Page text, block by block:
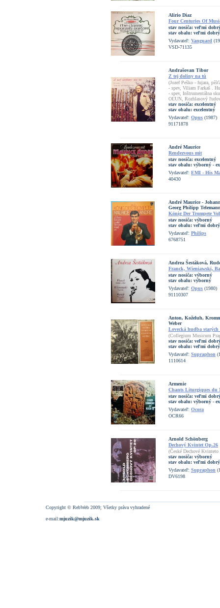
Alirio Diaz
Four Centuries Of
stav nosiča: veľmi
stav obalu: veľmi
Vydavateľ: Vanguard
VSD-71135
Andrašovan Tibor
Z tej doliny na tú
(Jozef Peško - fujara,
- spev, Viliam Farkaš .
- spev, Inštrumentálna
OĽUN, Rozhlasový
stav nosiča: excelentný
stav obalu: excelentný
Vydavateľ: Opus (1987)
91171878
André Maurice
Rendezvous mit
stav nosiča: excelentný
stav obalu: výborný -
Vydavateľ: EMI - His
40430
André Maurice -
Georg Philipp
König Der Trompete
stav nosiča: výborný
stav obalu: veľmi
Vydavateľ: Philips
6768751
Andrea Šestáková,
Franck, Wieniawski,
stav nosiča: výborný
stav obalu: výborný
Vydavateľ: Opus (1980)
91110307
Anton, Koželuh,
Weber
Lovecká hudba starých
(Collegium Musicum
stav nosiča: veľmi
stav obalu: veľmi dobrý
Vydavateľ: Supraphon
1110614
Armenie
Chants Liturgiques du
stav nosiča: veľmi
stav obalu: výborný -
Vydavateľ: Ocora
OCR66
Arnold Schönberg
Dechový Kvintet Op.26
(České Dechové
stav nosiča: výborný
stav obalu: veľmi
Vydavateľ: Supraphon
DV6198
Copyright © RebWeb 2009; Všetky práva vyhradené
e-mail:mjuzik@mjuzik.sk